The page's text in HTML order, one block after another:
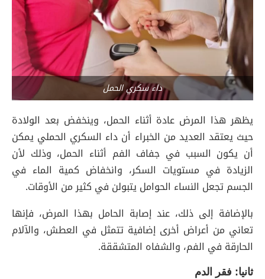
داء سكري الحمل
يظهر هذا المرض عادة أثناء الحمل، وينخفض بعد الولادة
حيث يعتقد العديد من الخبراء أن داء السكري الحملي يمكن
أن يكون السبب في جفاف الفم أثناء الحمل، وذلك لأن
الزيادة في مستويات السكر، وانخفاض كمية الماء في
الجسم تجعل النساء الحوامل يتبولن في كثير من الأوقات.
بالإضافة إلى ذلك، عند إصابة الحامل بهذا المرض، فإنها
تعاني من أعراض أخرى إضافية تتمثل في العطش، والآلام
الحارقة في الفم، والشفاه المتشققة.
ثانيا: فقر الدم